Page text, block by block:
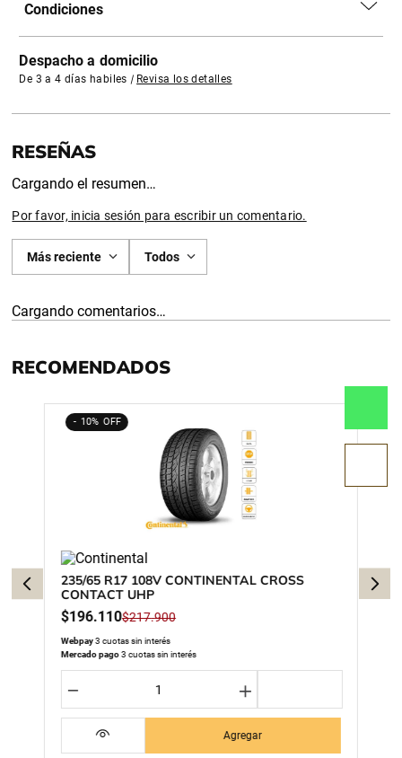
Condiciones
Despacho a domicilio
De 3 a 4 días habiles | Revisa los detalles
Cargando el resumen…
Por favor, inicia sesión para escribir un comentario.
Más reciente Todos
Cargando comentarios…
RECOMENDADOS
10%
235/65 R17 108V CONTINENTAL CROSS
CONTACT UHP
$196.110$217.900
Webpay3 cuotas sin interés
Mercado pago3 cuotas sin interés
＋
－
Agregar